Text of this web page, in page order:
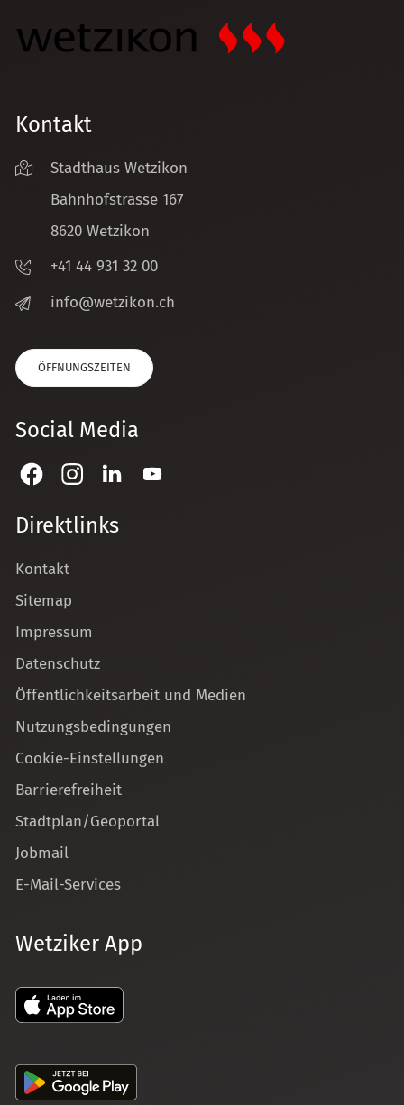
Kontakt
Stadthaus Wetzikon
Bahnhofstrasse 167
8620 Wetzikon
+41 44 931 32 00
nf
w tz k n ch
ÖFFNUNGSZEITEN
Social Media
Direktlinks
Kontakt
Sitemap
Impressum
Datenschutz
Öffentlichkeitsarbeit und Medien
Nutzungsbedingungen
Cookie-Einstellungen
Barrierefreiheit
Stadtplan/Geoportal
Jobmail
E-Mail-Services
Wetziker App